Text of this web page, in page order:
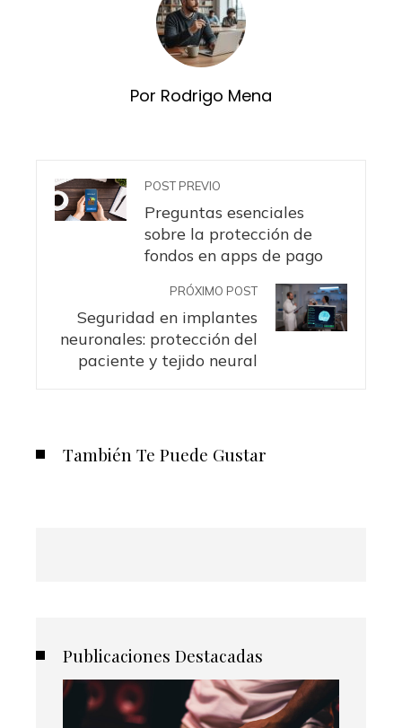
Por Rodrigo Mena
POST PREVIO
Preguntas esenciales
sobre la protección de
fondos en apps de pago
PRÓXIMO POST
Seguridad en implantes
neuronales: protección del
paciente y tejido neural
También Te Puede Gustar
Publicaciones Destacadas